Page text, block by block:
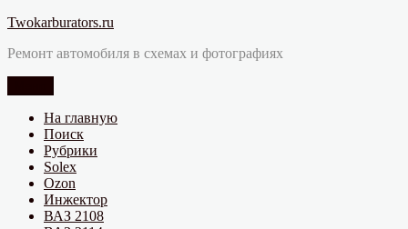
Перейти
содержимому
Twokarburators.ru
Ремонт автомобиля в схемах и фотографиях
На главную
Поиск
Рубрики
Solex
Ozon
Инжектор
ВАЗ 2108